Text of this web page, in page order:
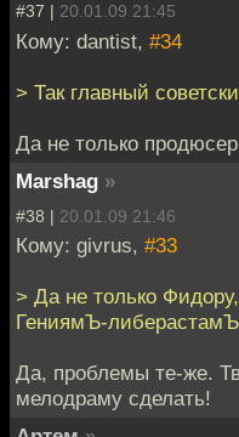
#37 | 20.01.09 21:45
Кому: dantist, #34
> Так главный
Да не только
Marshag »
#38 | 20.01.09 21:46
Кому: givrus, #33
> Да не только
ГениямЪ-
Да, проблемы те-же.
мелодраму сделать!